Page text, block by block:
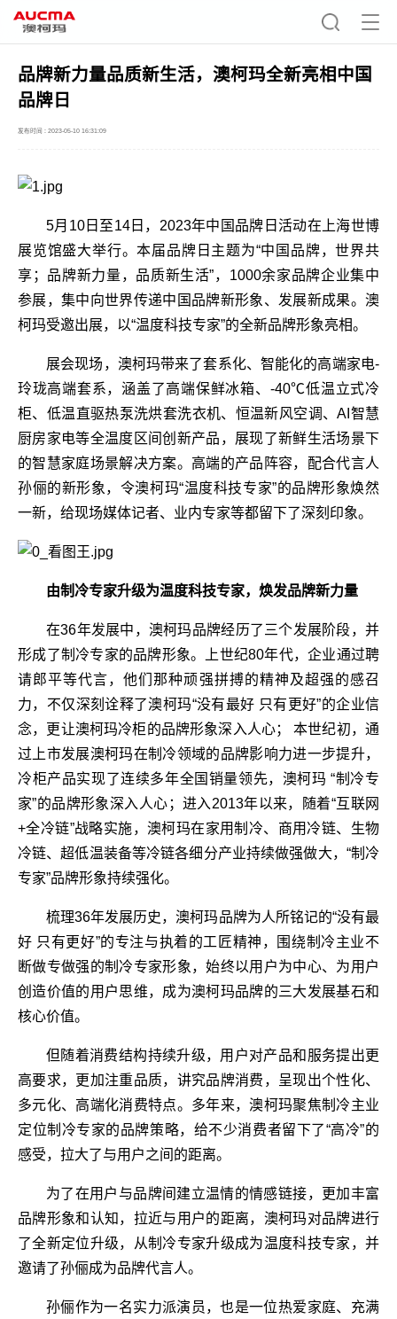
品牌新力量品质新生活，澳柯玛全新亮相中国
品牌日
发布时间 : 2023-05-10 16:31:09
5月10日至14日，2023年中国品牌日活动在上海世博
展览馆盛大举行。本届品牌日主题为“中国品牌，世界共
享；品牌新力量，品质新生活”，1000余家品牌企业集中
参展，集中向世界传递中国品牌新形象、发展新成果。澳
柯玛受邀出展，以“温度科技专家”的全新品牌形象亮相。
展会现场，澳柯玛带来了套系化、智能化的高端家电-
玲珑高端套系，涵盖了高端保鲜冰箱、-40℃低温立式冷
柜、低温直驱热泵洗烘套洗衣机、恒温新风空调、AI智慧
厨房家电等全温度区间创新产品，展现了新鲜生活场景下
的智慧家庭场景解决方案。高端的产品阵容，配合代言人
孙俪的新形象，令澳柯玛“温度科技专家”的品牌形象焕然
一新，给现场媒体记者、业内专家等都留下了深刻印象。
由制冷专家升级为温度科技专家，焕发品牌新力量
在36年发展中，澳柯玛品牌经历了三个发展阶段，并
形成了制冷专家的品牌形象。上世纪80年代，企业通过聘
请郎平等代言，他们那种顽强拼搏的精神及超强的感召
力，不仅深刻诠释了澳柯玛“没有最好 只有更好”的企业信
念，更让澳柯玛冷柜的品牌形象深入人心； 本世纪初，通
过上市发展澳柯玛在制冷领域的品牌影响力进一步提升，
冷柜产品实现了连续多年全国销量领先，澳柯玛 “制冷专
家”的品牌形象深入人心；进入2013年以来，随着“互联网
+全冷链”战略实施，澳柯玛在家用制冷、商用冷链、生物
冷链、超低温装备等冷链各细分产业持续做强做大，“制冷
专家”品牌形象持续强化。
梳理36年发展历史，澳柯玛品牌为人所铭记的“没有最
好 只有更好”的专注与执着的工匠精神，围绕制冷主业不
断做专做强的制冷专家形象，始终以用户为中心、为用户
创造价值的用户思维，成为澳柯玛品牌的三大发展基石和
核心价值。
但随着消费结构持续升级，用户对产品和服务提出更
高要求，更加注重品质，讲究品牌消费，呈现出个性化、
多元化、高端化消费特点。多年来，澳柯玛聚焦制冷主业
定位制冷专家的品牌策略，给不少消费者留下了“高冷”的
感受，拉大了与用户之间的距离。
为了在用户与品牌间建立温情的情感链接，更加丰富
品牌形象和认知，拉近与用户的距离，澳柯玛对品牌进行
了全新定位升级，从制冷专家升级成为温度科技专家，并
邀请了孙俪成为品牌代言人。
孙俪作为一名实力派演员，也是一位热爱家庭、充满